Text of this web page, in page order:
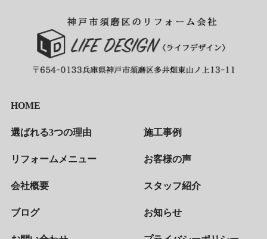
HOME
選ばれる3つの理由 施工事例
リフォームメニュー お客様の声
会社概要 スタッフ紹介
ブログ お知らせ